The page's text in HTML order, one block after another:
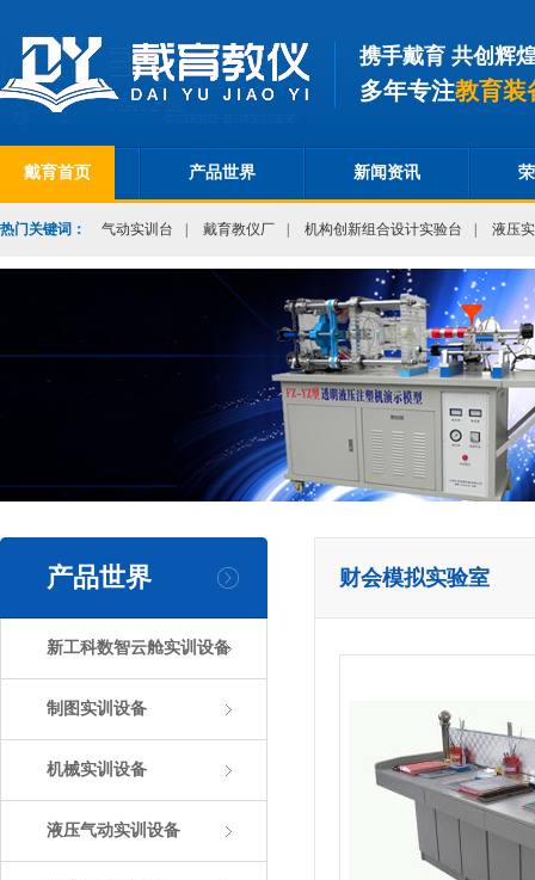
携手戴育 共创辉
多年专注教育装
戴育首页 产品世界 新闻资讯
热门关键词： 气动实训台 戴育教仪厂 机构创新组合设计实验台 液压
产品世界
新工科数智云舱实训设备
制图实训设备
机械实训设备
液压气动实训设备
财会模拟实验室